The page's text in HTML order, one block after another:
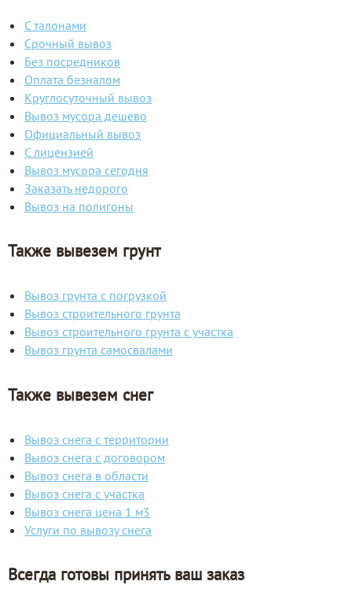
С талонами
Срочный вывоз
Без посредников
Оплата безналом
Круглосуточный вывоз
Вывоз мусора дешево
Официальный вывоз
С лицензией
Вывоз мусора сегодня
Заказать недорого
Вывоз на полигоны
Также вывезем грунт
Вывоз грунта с погрузкой
Вывоз строительного грунта
Вывоз строительного грунта с участка
Вывоз грунта самосвалами
Также вывезем снег
Вывоз снега с территории
Вывоз снега с договором
Вывоз снега в области
Вывоз снега с участка
Вывоз снега цена 1 м3
Услуги по вывозу снега
Всегда готовы принять ваш заказ